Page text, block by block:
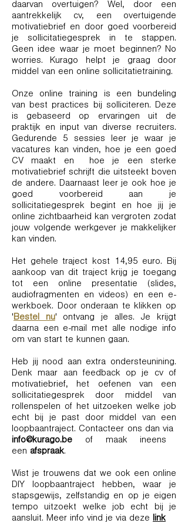
daarvan overtuigen? Wel, door een
aantrekkelijk cv, een overtuigende
motivatiebrief en door goed voorbereid
je sollicitatiegesprek in te stappen.
Geen idee waar je moet beginnen? No
worries. Kurago helpt je graag door
middel van een online sollicitatietraining.
Onze online training is een bundeling
van best practices bij solliciteren. Deze
is gebaseerd op ervaringen uit de
praktijk en input van diverse recruiters.
Gedurende 5 sessies leer je waar je
vacatures kan vinden, hoe je een goed
CV maakt en hoe je een sterke
motivatiebrief schrijft die uitsteekt boven
de andere. Daarnaast leer je ook hoe je
goed voorbereid aan je
sollicitatiegesprek begint en hoe jij je
online zichtbaarheid kan vergroten zodat
jouw volgende werkgever je makkelijker
kan vinden.
Het gehele traject kost 14,95 euro. Bij
aankoop van dit traject krijg je toegang
tot een online presentatie (slides,
audiofragmenten en videos) en een e-
werkboek. Door onderaan te klikken op
'Bestel nu' ontvang je alles. Je krijgt
daarna een e-mail met alle nodige info
om van start te kunnen gaan.
Heb jij nood aan extra ondersteunining.
Denk maar aan feedback op je cv of
motivatiebrief, het oefenen van een
sollicitatiegesprek door middel van
rollenspelen of het uitzoeken welke job
echt bij je past door middel van een
loopbaantraject. Contacteer ons dan via
info@kurago.be of maak ineens
een afspraak.
Wist je trouwens dat we ook een online
DIY loopbaantraject hebben, waar je
stapsgewijs, zelfstandig en op je eigen
tempo uitzoekt welke job echt bij je
aansluit. Meer info vind je via deze link